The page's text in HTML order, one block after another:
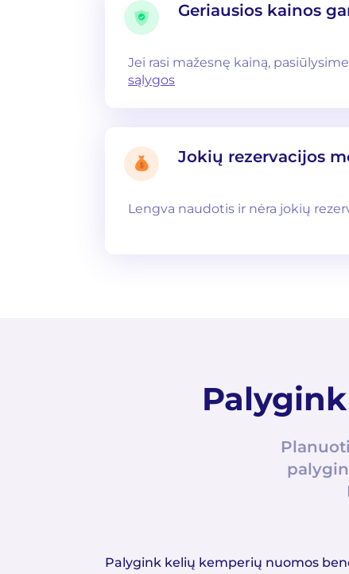
Geriausios kainos
Jei rasi mažesnę kainą,
sąlygos
Jokių rezervacijos
Lengva naudotis ir nėra jokių
Palygink kelių kemperių nuomos